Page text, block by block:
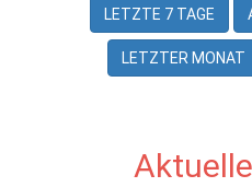
LETZTE 7 TAGE
LETZTER MONAT